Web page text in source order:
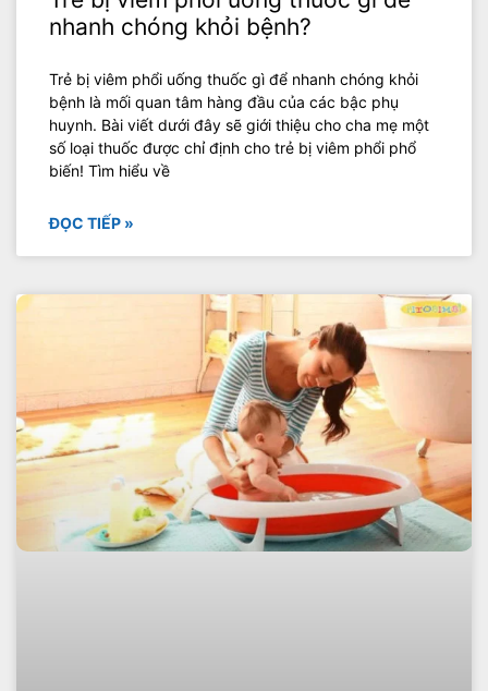
nhanh chóng khỏi bệnh?
Trẻ bị viêm phổi uống thuốc gì để nhanh chóng khỏi
bệnh là mối quan tâm hàng đầu của các bậc phụ
huynh. Bài viết dưới đây sẽ giới thiệu cho cha mẹ một
số loại thuốc được chỉ định cho trẻ bị viêm phổi phổ
biến! Tìm hiểu về
ĐỌC TIẾP »